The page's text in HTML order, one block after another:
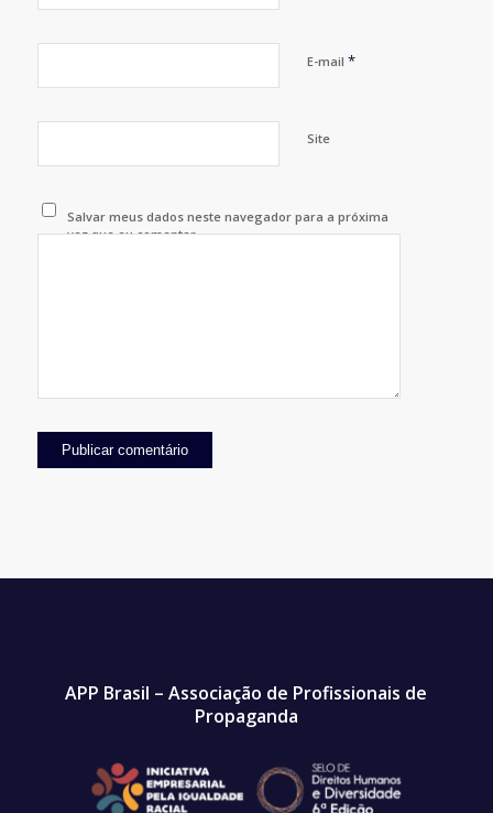
E-mail *
Site
Salvar meus dados neste navegador para a próxima
vez que eu comentar.
APP Brasil – Associação de Profissionais de
Propaganda